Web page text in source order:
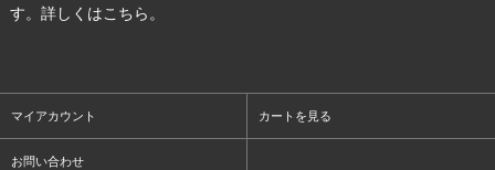
す。詳しくはこちら 。
マイアカウント カートを見る
お問い合わせ